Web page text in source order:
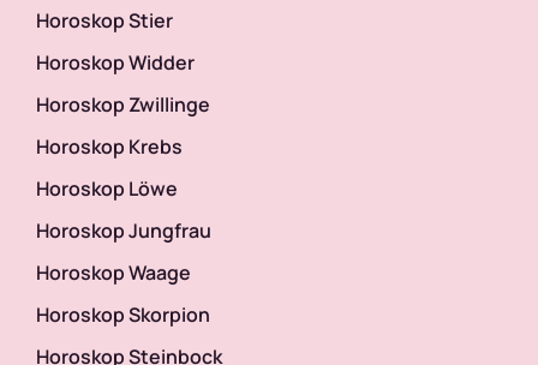
Kommunikationshoroskop
Kosmetikhoroskop
Horoskop Stier
Horoskop Widder
Horoskop Zwillinge
Horoskop Krebs
Horoskop Löwe
Horoskop Jungfrau
Horoskop Waage
Horoskop Skorpion
Horoskop Steinbock